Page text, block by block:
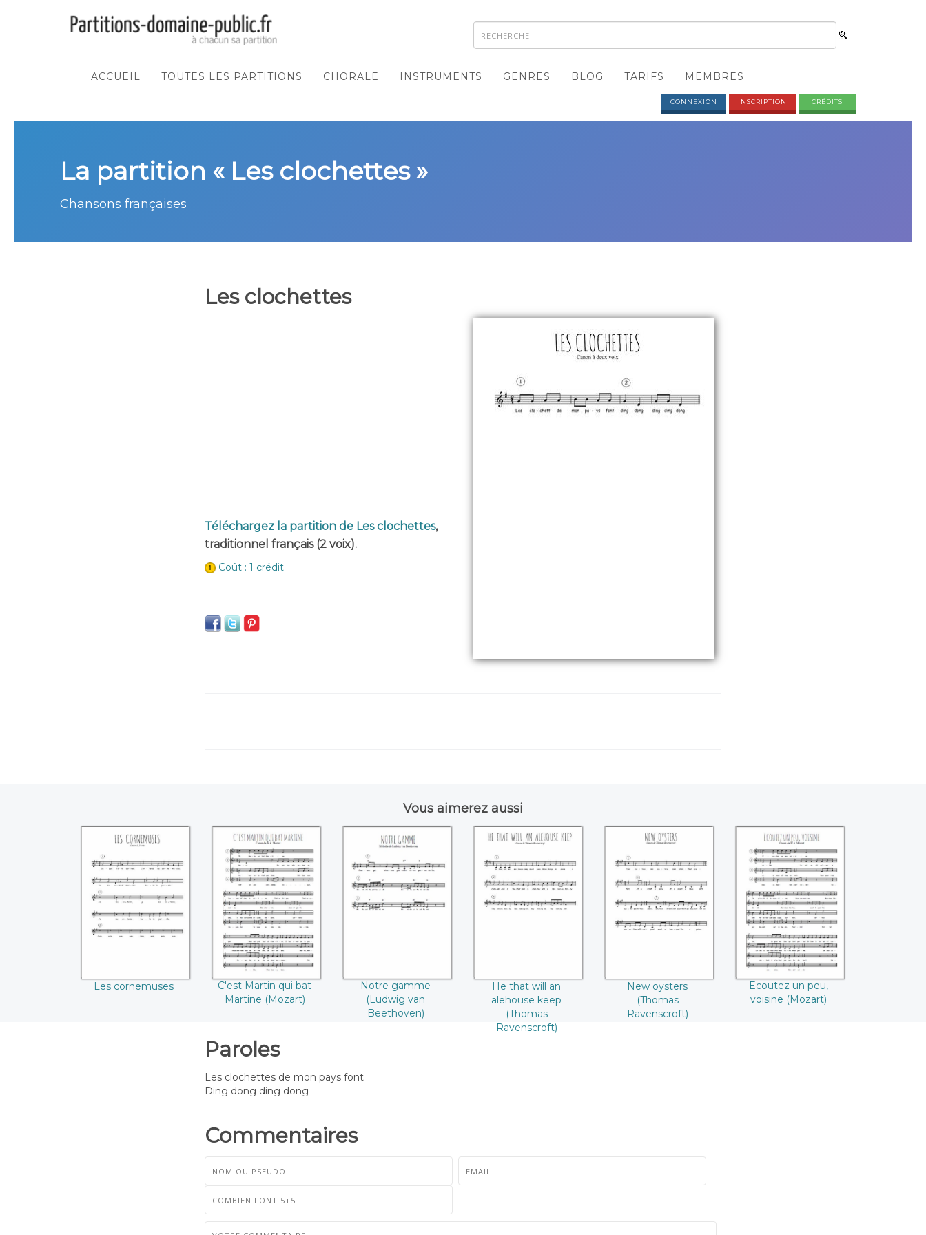
ACCUEIL TOUTES LES PARTITIONS CHORALE INSTRUMENTS GENRES BLOG TARIFS MEMBRES
CONNEXION INSCRIPTION CRÉDITS
La partition « Les clochettes »
Chansons françaises
Les clochettes
Téléchargez la partition de Les clochettes,
traditionnel français (2 voix).
Coût : 1 crédit
Vous aimerez aussi
Les cornemuses
Les cornemuses
C'est Martin qui bat
Martine (Mozart)
C'est Martin qui bat
Martine (Mozart)
Notre gamme
(Ludwig van
Beethoven)
Notre gamme
(Ludwig van
Beethoven)
He that will an
alehouse keep
(Thomas
He that will an
alehouse keep
(Thomas
Ravenscroft)
New oysters
(Thomas
Ravenscroft)
New oysters
(Thomas
Ravenscroft)
Ecoutez un peu,
voisine (Mozart)
Ecoutez un peu,
voisine (Mozart)
Paroles
Les clochettes de mon pays font
Ding dong ding dong
Commentaires